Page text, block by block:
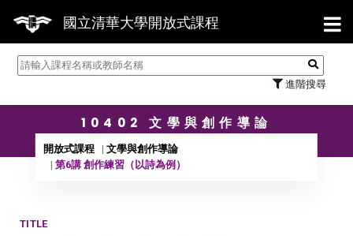
國立清華大學開放式課程
進階搜尋
【7/31】114學年度第
10402 文學與創作導論
開放式課程
文學與創作導論
第6講 創作練習（以詩為例）
TITLE